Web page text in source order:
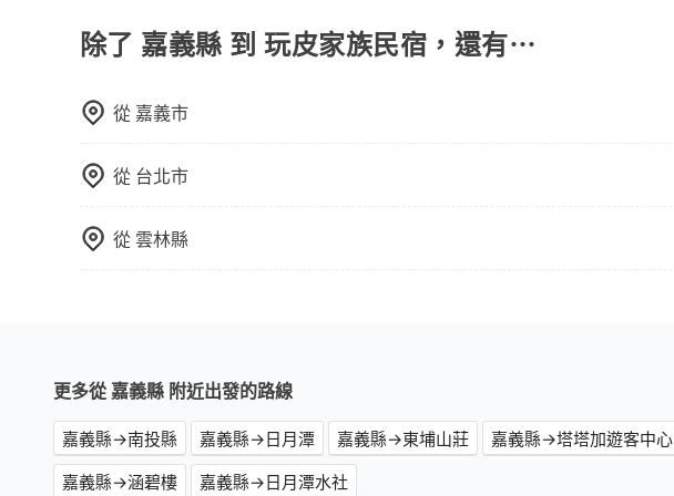
中專心欣賞當地美景和文化，讓您的旅程更加輕鬆自在。
除了 嘉義縣 到 玩皮家族民宿，還有⋯
從 嘉義市
從 台北市
從雲林縣
更多從 嘉義縣 附近出發的路線
嘉義縣→南投縣 嘉義縣→日月潭 嘉義縣→東埔山莊 嘉義縣→塔塔加遊客中心
嘉義縣→涵碧樓
嘉義縣→日月潭水社